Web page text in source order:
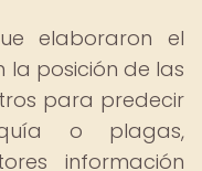
elaboraron el
la posición de las
para predecir
o plagas,
información